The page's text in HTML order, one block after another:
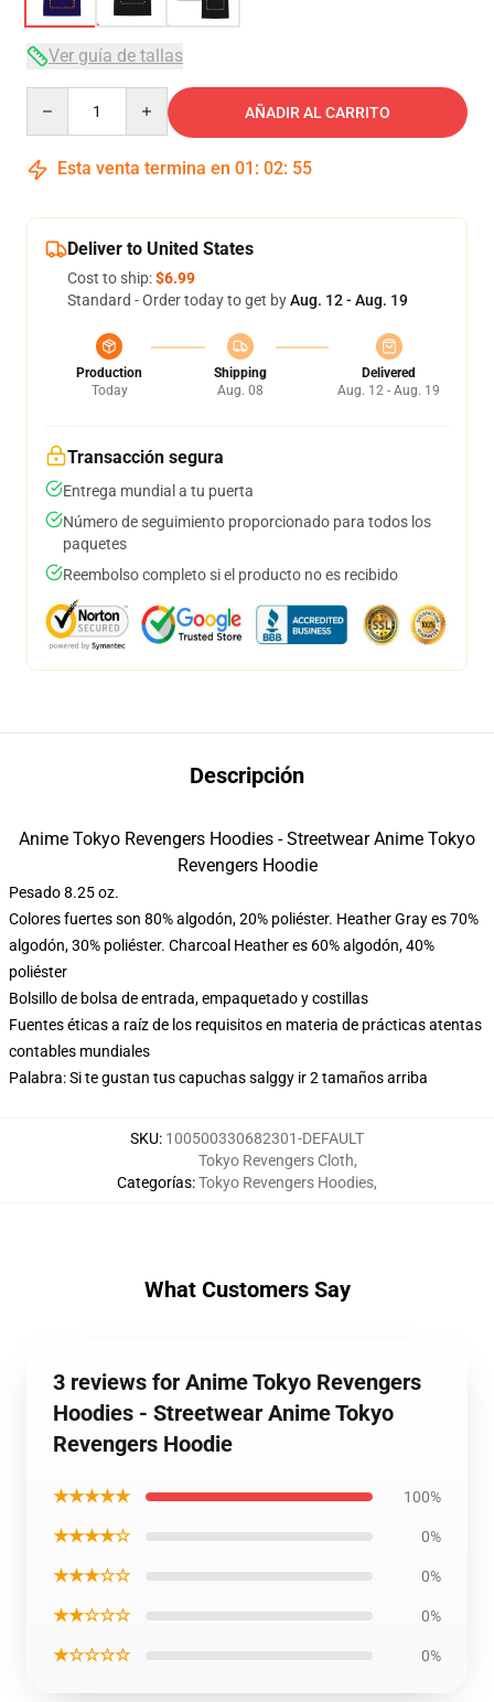
Ver guía de tallas
AÑADIR AL CARRITO
Esta venta termina en 01 : 02: 54
Deliver to United States
Cost to ship:$6.99
Standard - Order today to get byAug. 12 - Aug. 19
Production
Today
Shipping
Aug. 08
Delivered
Aug. 12 - Aug. 19
Transacción segura
Entrega mundial a tu puerta
Número de seguimiento proporcionado para todos los
paquetes
Reembolso completo si el producto no es recibido
Descripción
Anime Tokyo Revengers Hoodies - Streetwear Anime Tokyo
Revengers Hoodie
Pesado 8.25 oz.
Colores fuertes son 80% algodón, 20% poliéster. Heather Gray es 70%
algodón, 30% poliéster. Charcoal Heather es 60% algodón, 40%
poliéster
Bolsillo de bolsa de entrada, empaquetado y costillas
Fuentes éticas a raíz de los requisitos en materia de prácticas atentas
contables mundiales
Palabra: Si te gustan tus capuchas salggy ir 2 tamaños arriba
SKU: 100500330682301-DEFAULT
Categorías:
Tokyo Revengers Cloth,
Tokyo Revengers Hoodies,
What Customers Say
3 reviews for Anime Tokyo Revengers
Hoodies - Streetwear Anime Tokyo
Revengers Hoodie
★★★★★ 100%
★★★★☆ 0%
★★★☆☆ 0%
★★☆☆☆ 0%
★☆☆☆☆ 0%